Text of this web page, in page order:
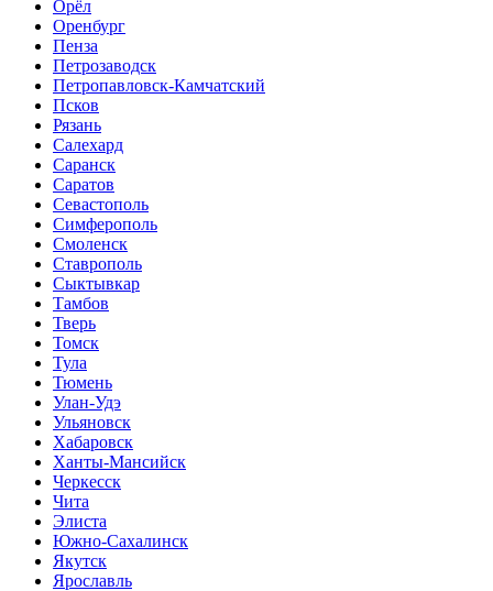
Орёл
Оренбург
Пенза
Петрозаводск
Петропавловск-Камчатский
Псков
Рязань
Салехард
Саранск
Саратов
Севастополь
Симферополь
Смоленск
Ставрополь
Сыктывкар
Тамбов
Тверь
Томск
Тула
Тюмень
Улан-Удэ
Ульяновск
Хабаровск
Ханты-Мансийск
Черкесск
Чита
Элиста
Южно-Сахалинск
Якутск
Ярославль